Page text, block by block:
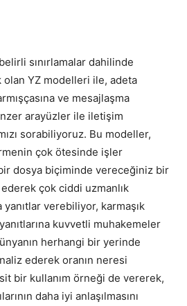
sınırlamalar dahilinde
olan YZ modelleri ile, adeta
ve mesajlaşma
arayüzler ile iletişim
sorabiliyoruz. Bu modeller,
çok ötesinde işler
dosya biçiminde vereceğiniz bir
çok ciddi uzmanlık
verebiliyor, karmaşık
kuvvetli muhakemeler
herhangi bir yerinde
ederek oranın neresi
bir kullanım örneği de vererek,
daha iyi anlaşılmasını